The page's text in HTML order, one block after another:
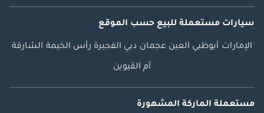
سيارات مستعملة للبيع حسب الموقع
الإمارات أبوظبي العين عجمان دبي الفجيرة رأس الخيمة الشارقة
أم القيوين
مستعملة الماركة المشهورة